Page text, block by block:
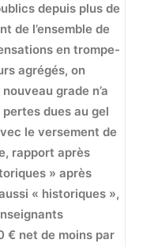
depuis plus de
de l’ensemble de
en trompe-
agrégés, on
grade n’a
dues au gel
le versement de
rapport après
» après
« historiques »,
€ net de moins par